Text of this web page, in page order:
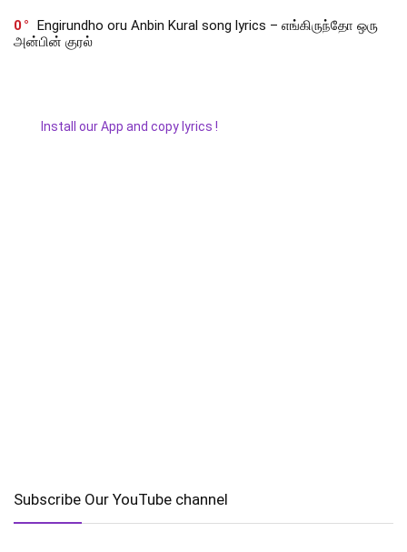
0
Engirundho oru Anbin Kural song lyrics – எங்கிருந்தோ ஒரு
அன்பின் குரல்
Install our App and copy lyrics !
Subscribe Our YouTube channel